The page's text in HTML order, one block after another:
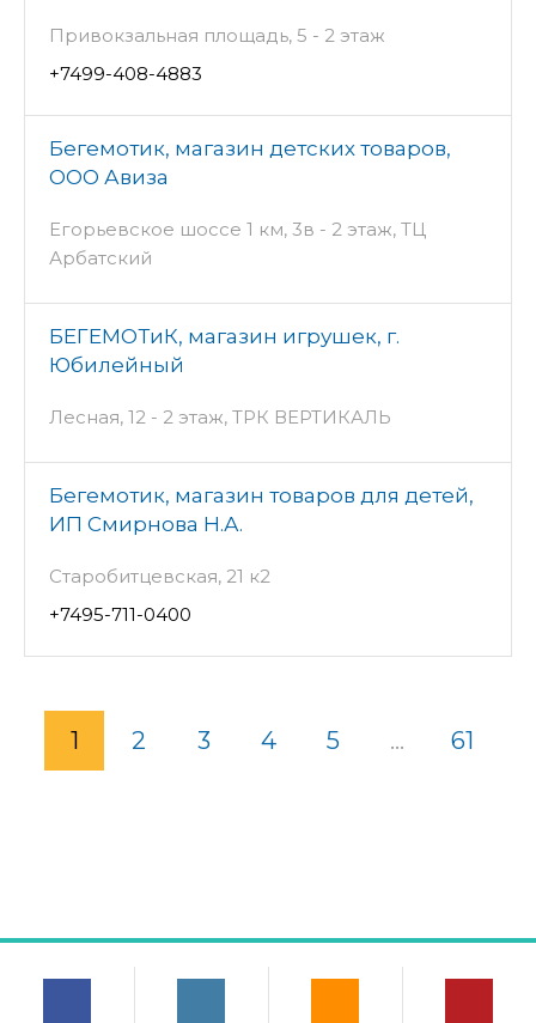
Привокзальная площадь, 5 - 2 этаж
+7499-408-4883
Бегемотик, магазин детских товаров,
ООО Авиза
Егорьевское шоссе 1 км, 3в - 2 этаж, ТЦ
Арбатский
БЕГЕМОТиК, магазин игрушек, г.
Юбилейный
Лесная, 12 - 2 этаж, ТРК ВЕРТИКАЛЬ
Бегемотик, магазин товаров для детей,
ИП Смирнова Н.А.
Старобитцевская, 21 к2
+7495-711-0400
1 2 3 4 5 ... 61